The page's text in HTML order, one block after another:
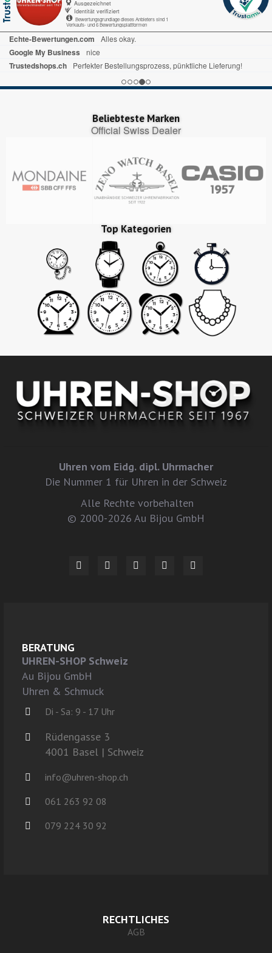
Ausgezeichnet
Identität verifiziert
Bewertungsgrundlage dieses Anbieters sind 1
Verkaufs- und 6 Bewertungsplattformen
Trusted Shops.de Alles gut gelaufen
Trustedshops.ch ich habe schon mal bewertet alles war sehr gut ,prompte Lieferung bin zufrieden
Echte-Bewertungen.com Ist alles sehr übersichtlich. Bin sehr zufrieden.
Beliebteste Marken
Official Swiss Dealer
Top Kategorien
Uhren vom Eidg. dipl. Uhrmacher
Die Nummer 1 für Uhren in der Schweiz
Alle Rechte vorbehalten
© 2000-2026 Au Bijou GmbH
BERATUNG
UHREN-SHOP Schweiz
Au Bijou GmbH
Uhren & Schmuck
Di - Sa: 9 - 17 Uhr
Rüdengasse 3
4001 Basel | Schweiz
info@uhren-shop.ch
061 263 92 08
079 224 30 92
RECHTLICHES
AGB